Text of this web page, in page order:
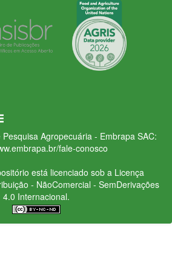
Agropecuária - Embrapa SAC:
fale-conosco
está licenciado sob a Licença
- NãoComercial - SemDerivações
4.0 Internacional.